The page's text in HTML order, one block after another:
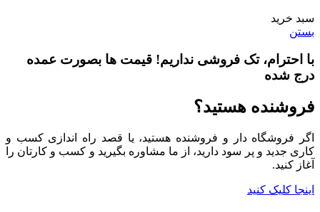
سبد خرید
بستن
با احترام، تک فروشی نداریم! قیمت ها بصورت عمده
درج شده
فروشنده هستید؟
اگر فروشگاه دار و فروشنده هستید، یا قصد راه اندازی کسب و
کاری جدید و پر سود دارید، از ما مشاوره بگیرید و کسب و کارتان را
آغاز کنید.
اینجا کلیک کنید